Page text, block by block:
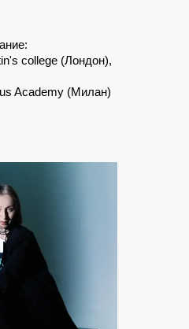
college (Лондон),
Academy (Милан)